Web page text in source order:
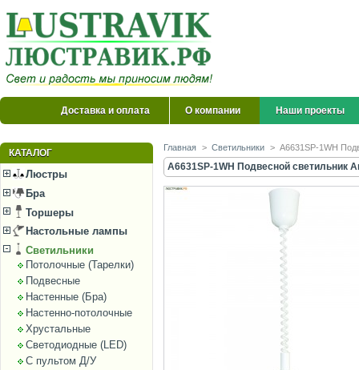
Доставка и оплата О компании Наши проекты
КАТАЛОГ
Люстры
Бра
Торшеры
Настольные лампы
Светильники
Потолочные (Тарелки)
Подвесные
Настенные (Бра)
Настенно-потолочные
Хрустальные
Светодиодные (LED)
С пультом Д/У
Главная > Светильники > A6631SP-1WH
A6631SP-1WH Подвесной светильник